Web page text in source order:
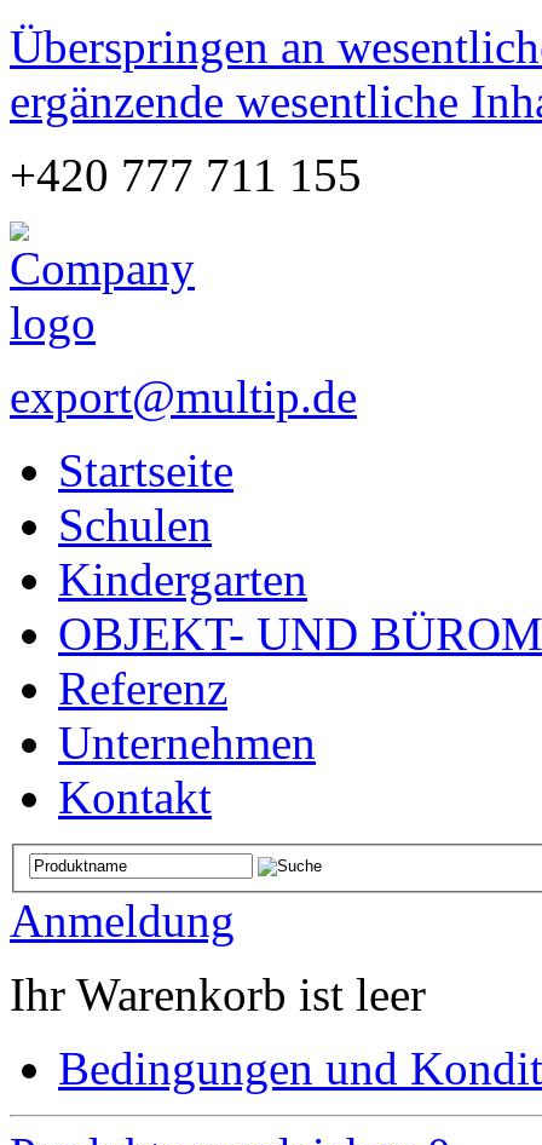
Überspringen an
ergänzende wesentliche
+420 777 711 155
export@multip.de
Startseite
Schulen
Kindergarten
OBJEKT- UND
Referenz
Unternehmen
Kontakt
Anmeldung
Ihr Warenkorb ist leer
Bedingungen und